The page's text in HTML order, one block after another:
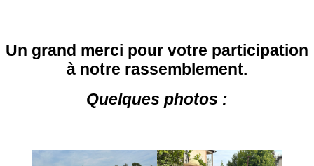
Un grand merci pour votre participation
à notre rassemblement.
Quelques photos :